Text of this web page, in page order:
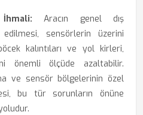
Aracın genel dış
sensörlerin üzerini
kalıntıları ve yol kirleri,
önemli ölçüde azaltabilir.
ve sensör bölgelerinin özel
bu tür sorunların önüne